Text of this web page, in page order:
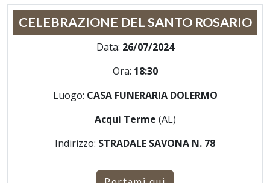
CELEBRAZIONE DEL SANTO ROSARIO
Data: 26/07/2024
Ora: 18:30
Luogo: CASA FUNERARIA DOLERMO
Acqui Terme (AL)
Indirizzo: STRADALE SAVONA N. 78